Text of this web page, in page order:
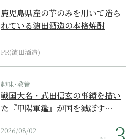
鹿児島県産の芋のみを用いて造ら
れている濵田酒造の本格焼酎
PR(濵田酒造)
趣味･教養
戦国大名・武田信玄の事績を描い
た『甲陽軍鑑』が国を滅ぼす…
2026/08/02